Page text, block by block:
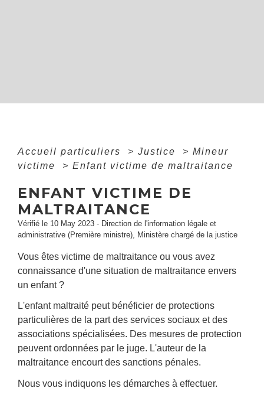
Accueil particuliers > Justice > Mineur
victime
> Enfant victime de maltraitance
ENFANT VICTIME DE
MALTRAITANCE
Vérifié le 10 May 2023 - Direction de l'information légale et
administrative (Première ministre), Ministère chargé de la justice
Vous êtes victime de maltraitance ou vous avez
connaissance d'une situation de maltraitance envers
un enfant ?
L'enfant maltraité peut bénéficier de protections
particulières de la part des services sociaux et des
associations spécialisées. Des mesures de protection
peuvent ordonnées par le juge. L'auteur de la
maltraitance encourt des sanctions pénales.
Nous vous indiquons les démarches à effectuer.